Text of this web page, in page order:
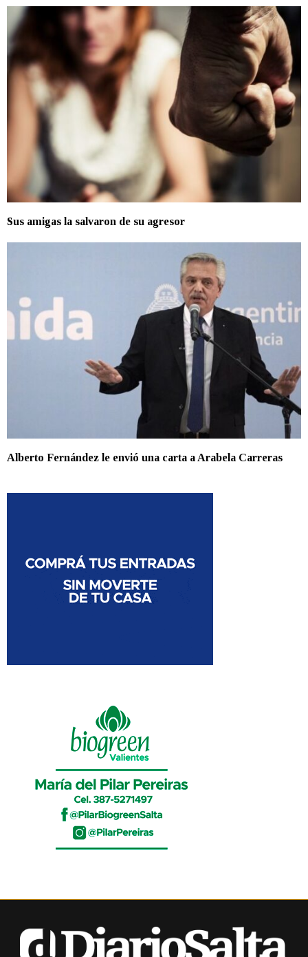
Sus amigas la salvaron de su agresor
Alberto Fernández le envió una carta a Arabela Carreras